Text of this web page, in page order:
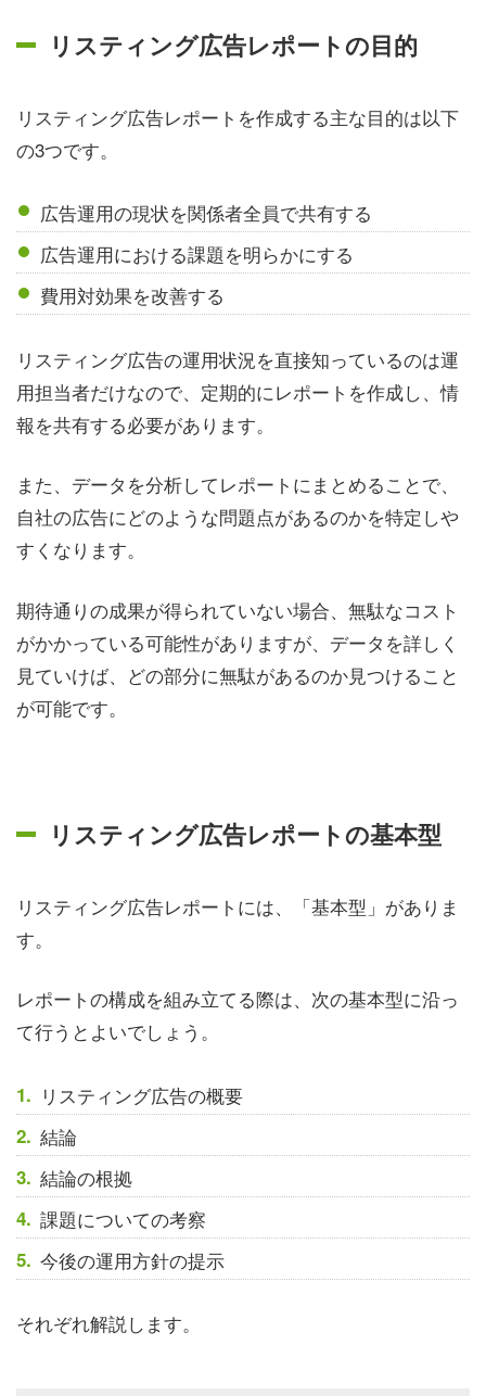
リスティング広告レポートの目的
リスティング広告レポートを作成する主な目的は以下
の3つです。
広告運用の現状を関係者全員で共有する
広告運用における課題を明らかにする
費用対効果を改善する
リスティング広告の運用状況を直接知っているのは運
用担当者だけなので、定期的にレポートを作成し、情
報を共有する必要があります。
また、データを分析してレポートにまとめることで、
自社の広告にどのような問題点があるのかを特定しや
すくなります。
期待通りの成果が得られていない場合、無駄なコスト
がかかっている可能性がありますが、データを詳しく
見ていけば、どの部分に無駄があるのか見つけること
が可能です。
リスティング広告レポートの基本型
リスティング広告レポートには、「基本型」がありま
す。
レポートの構成を組み立てる際は、次の基本型に沿っ
て行うとよいでしょう。
リスティング広告の概要
結論
結論の根拠
課題についての考察
今後の運用方針の提示
それぞれ解説します。